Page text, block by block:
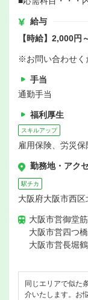
給与
【時給】2,000円
※お問い合わせく
手当
通勤手当
福利厚生
スキルアップ
雇用保険、労災
勤務地・アク
駅チカ
大阪府大阪市西
大阪市営御堂
大阪市営四つ
大阪市営長堀
同じエリアで似た
介いたします。お